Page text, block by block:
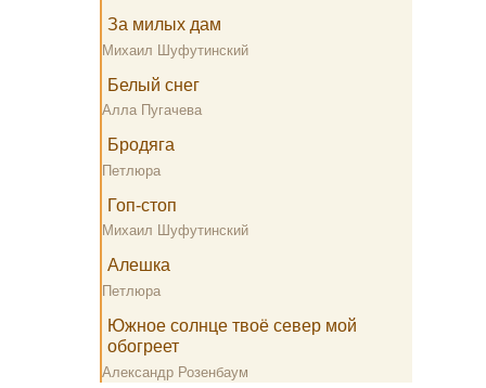
За милых дам
Михаил Шуфутинский
Белый снег
Алла Пугачева
Бродяга
Петлюра
Гоп-стоп
Михаил Шуфутинский
Алешка
Петлюра
Южное солнце твоё север мой
обогреет
Александр Розенбаум